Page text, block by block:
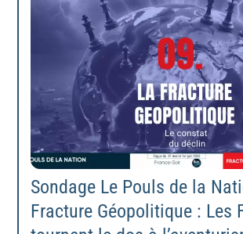
Sondage Le Pouls de la
Fracture Géopolitique : Les